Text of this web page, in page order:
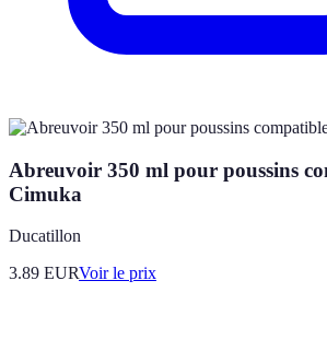
Abreuvoir 350 ml pour poussins
Cimuka
Ducatillon
3.89 EURVoir le prix